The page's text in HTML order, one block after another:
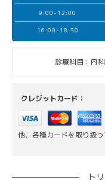
9:00-12:00
16:00-18:30
診療科目：内
クレジットカード：
他、各種カードを取り扱っ
ト